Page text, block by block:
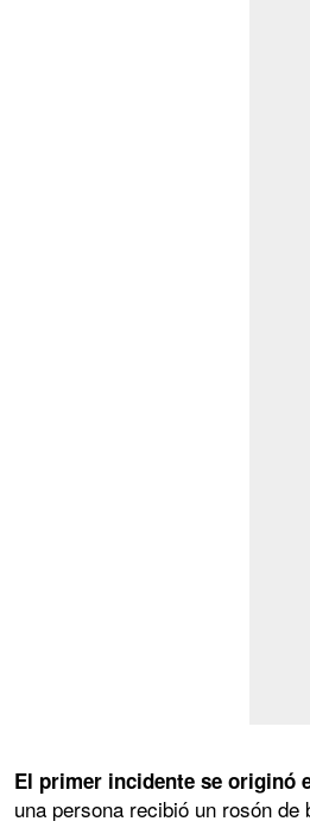
El primer incidente se originó
una persona recibió un rosón